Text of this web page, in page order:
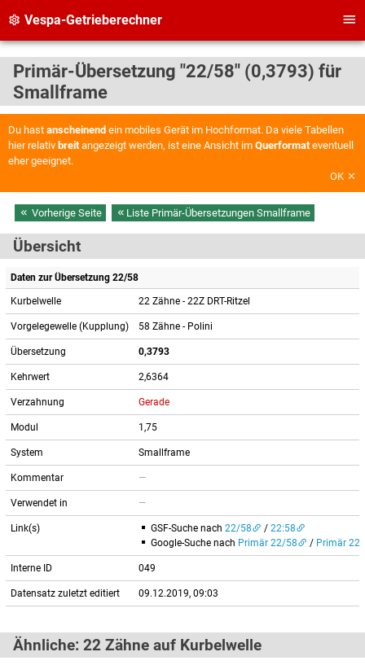
Vespa-Getrieberechner
Primär-Übersetzung "22/58" (0,3793) für
Smallframe
Du hast anscheinend ein mobiles Gerät im Hochformat. Da viele Tabellen
hier relativ breitangezeigt werden, ist eine Ansicht im Querformateventuell
eher geeignet.
OK
Vorherige Seite Liste Primär-Übersetzungen Smallframe
Übersicht
Daten zur Übersetzung 22/58
Kurbelwelle 22 Zähne - 22Z DRT-Ritzel
Vorgelegewelle (Kupplung) 58 Zähne - Polini
Übersetzung 0,3793
Kehrwert 2,6364
Verzahnung Gerade
Modul 1,75
System Smallframe
Kommentar —
Verwendet in —
Link(s) GSF-Suche nach 22/58 / 22:58
Google-Suche nach Primär 22/58 / Primär
Interne ID 049
Datensatz zuletzt editiert 09.12.2019, 09:03
Ähnliche: 22 Zähne auf Kurbelwelle